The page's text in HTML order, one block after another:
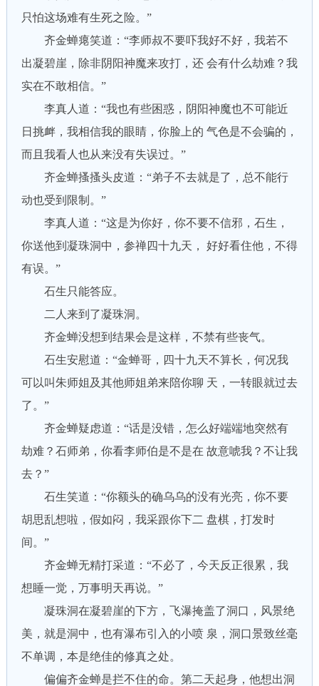
只怕这场难有生死之险。”
齐金蝉瘪笑道：“李师叔不要吓我好不好，我若不
出凝碧崖，除非阴阳神魔来攻打，还 会有什么劫难？我
实在不敢相信。”
李真人道：“我也有些困惑，阴阳神魔也不可能近
日挑衅，我相信我的眼睛，你脸上的 气色是不会骗的，
而且我看人也从来没有失误过。”
齐金蝉搔搔头皮道：“弟子不去就是了，总不能行
动也受到限制。”
李真人道：“这是为你好，你不要不信邪，石生，
你送他到凝珠洞中，参禅四十九天， 好好看住他，不得
有误。”
石生只能答应。
二人来到了凝珠洞。
齐金蝉没想到结果会是这样，不禁有些丧气。
石生安慰道：“金蝉哥，四十九天不算长，何况我
可以叫朱师姐及其他师姐弟来陪你聊 天，一转眼就过去
了。”
齐金蝉疑虑道：“话是没错，怎么好端端地突然有
劫难？石师弟，你看李师伯是不是在 故意唬我？不让我
去？”
石生笑道：“你额头的确乌乌的没有光亮，你不要
胡思乱想啦，假如闷，我采跟你下二 盘棋，打发时
间。”
齐金蝉无精打采道：“不必了，今天反正很累，我
想睡一觉，万事明天再说。”
凝珠洞在凝碧崖的下方，飞瀑掩盖了洞口，风景绝
美，就是洞中，也有瀑布引入的小喷 泉，洞口景致丝毫
不单调，本是绝佳的修真之处。
偏偏齐金蝉是拦不住的命。第二天起身，他想出洞